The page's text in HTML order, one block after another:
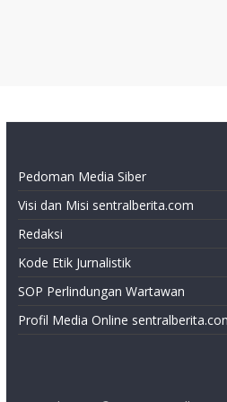
Pedoman Media Siber
Visi dan Misi sentralberita.com
Redaksi
Kode Etik Jurnalistik
SOP Perlindungan Wartawan
Profil Media Online